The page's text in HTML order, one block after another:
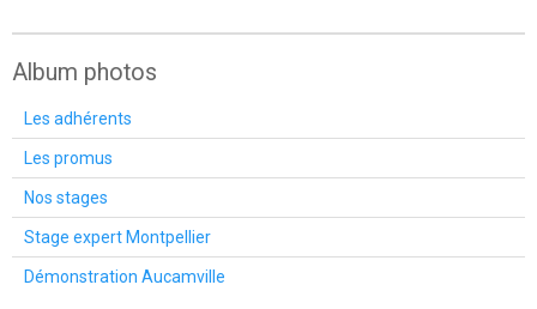
Album photos
Les adhérents
Les promus
Nos stages
Stage expert Montpellier
Démonstration Aucamville